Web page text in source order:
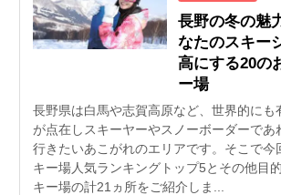
長野の冬の魅
なたのスキー
高にする20の
ー場
長野県は白馬や志賀高原など、世界的にも
が点在しスキーヤーやスノーボーダーであ
行きたいあこがれのエリアです。そこで今
キー場人気ランキングトップ5とその他目
キー場の計21ヵ所をご紹介しま...